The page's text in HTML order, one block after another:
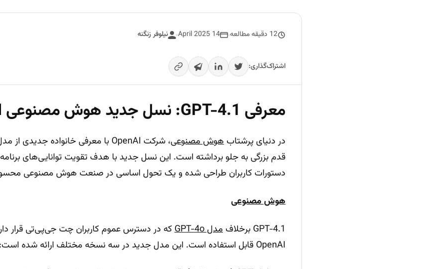
12 دقیقه مطالعه 14 April 2025 نیلوفر زنگنه
اشتراک‌گذاری:
معرفی GPT-4.1: نسل جدید هوش مصنوعی OpenAI
در دنیای پرشتاب هوش مصنوعی
قدم بزرگی به جلو برداشته است. این نسل جدید با هدف تقویت توانایی‌های
دستورات کاربران طراحی شده و یک تحول اساسی در صنعت هوش مصنوعی
هوش مصنوعی
GPT-4.1 برخلاف
مدل GPT-4o
OpenAI قابل استفاده است. این مدل جدید در سه نسخه مختلف ارائه شده است: